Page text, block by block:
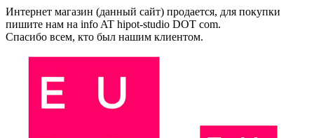
Интернет магазин (данный сайт) продается, для покупки
пишите нам на info AT hipot-studio DOT com.
Спасибо всем, кто был нашим клиентом.